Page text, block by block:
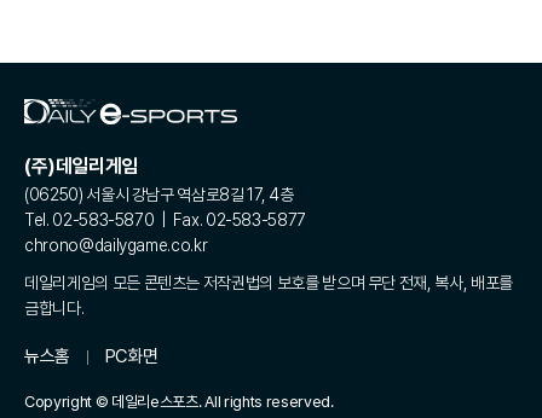
(주)데일리게임
(06250) 서울시 강남구 역삼로8길 17, 4층
Tel. 02-583-5870 | Fax. 02-583-5877
chrono@dailygame.co.kr
데일리게임의 모든 콘텐츠는 저작권법의 보호를 받으며 무단 전재, 복사, 배포를
금합니다.
뉴스홈 PC화면
Copyright © 데일리e스포츠. All rights reserved.